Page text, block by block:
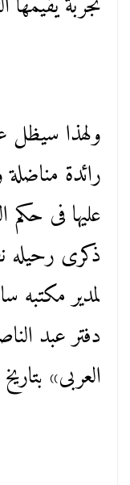
ولهذا سيظل
رائدة مناضلة
عليها فى حكم
ذكرى
لمدير مكتبه
دفتر عبد
العربى» بتاريخ 26 نوفمبر1971، يقول فيه: